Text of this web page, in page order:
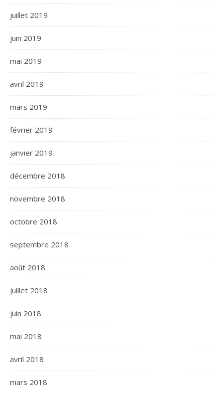
juillet 2019
juin 2019
mai 2019
avril 2019
mars 2019
février 2019
janvier 2019
décembre 2018
novembre 2018
octobre 2018
septembre 2018
août 2018
juillet 2018
juin 2018
mai 2018
avril 2018
mars 2018